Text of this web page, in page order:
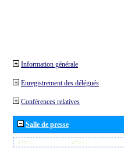
Information générale
Enregistrement des délégués
Conférences relatives
Salle de presse